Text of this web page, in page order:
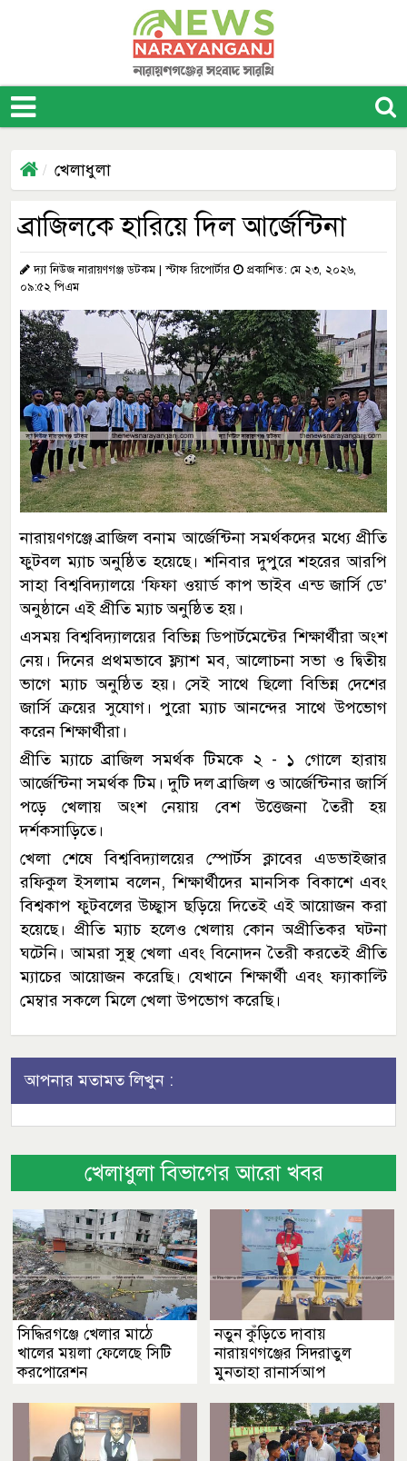
খেলাধুলা
ব্রাজিলকে হারিয়ে দিল আর্জেন্টিনা
দ্যা নিউজ নারায়ণগঞ্জ ডটকম | স্টাফ রিপোর্টার
প্রকাশিত: মে ২৩, ২০২৬,
০৯:৫২ পিএম
নারায়ণগঞ্জে ব্রাজিল বনাম আর্জেন্টিনা সমর্থকদের মধ্যে প্রীতি
ফুটবল ম্যাচ অনুষ্ঠিত হয়েছে। শনিবার দুপুরে শহরের আরপি
সাহা বিশ্ববিদ্যালয়ে ‘ফিফা ওয়ার্ড কাপ ভাইব এন্ড জার্সি ডে’
অনুষ্ঠানে এই প্রীতি ম্যাচ অনুষ্ঠিত হয়।
এসময় বিশ্ববিদ্যালয়ের বিভিন্ন ডিপার্টমেন্টের শিক্ষার্থীরা অংশ
নেয়। দিনের প্রথমভাবে ফ্ল্যাশ মব, আলোচনা সভা ও দ্বিতীয়
ভাগে ম্যাচ অনুষ্ঠিত হয়। সেই সাথে ছিলো বিভিন্ন দেশের
জার্সি ক্রয়ের সুযোগ। পুরো ম্যাচ আনন্দের সাথে উপভোগ
করেন শিক্ষার্থীরা।
প্রীতি ম্যাচে ব্রাজিল সমর্থক টিমকে ২ - ১ গোলে হারায়
আর্জেন্টিনা সমর্থক টিম। দুটি দল ব্রাজিল ও আর্জেন্টিনার জার্সি
পড়ে খেলায় অংশ নেয়ায় বেশ উত্তেজনা তৈরী হয়
দর্শকসাড়িতে।
খেলা শেষে বিশ্ববিদ্যালয়ের স্পোর্টস ক্লাবের এডভাইজার
রফিকুল ইসলাম বলেন, শিক্ষার্থীদের মানসিক বিকাশে এবং
বিশ্বকাপ ফুটবলের উচ্ছ্বাস ছড়িয়ে দিতেই এই আয়োজন করা
হয়েছে। প্রীতি ম্যাচ হলেও খেলায় কোন অপ্রীতিকর ঘটনা
ঘটেনি। আমরা সুস্থ খেলা এবং বিনোদন তৈরী করতেই প্রীতি
ম্যাচের আয়োজন করেছি। যেখানে শিক্ষার্থী এবং ফ্যাকাল্টি
মেম্বার সকলে মিলে খেলা উপভোগ করেছি।
আপনার মতামত লিখুন :
খেলাধুলা বিভাগের আরো খবর
সিদ্ধিরগঞ্জে খেলার মাঠে
খালের ময়লা ফেলেছে সিটি
করপোরেশন
নতুন কুঁড়িতে দাবায়
নারায়ণগঞ্জের সিদরাতুল
মুনতাহা রানার্সআপ